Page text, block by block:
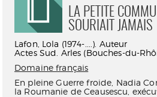
LA PETITE
SOURIAIT JAMAIS
Lafon, Lola (1974-....). Auteur
Actes Sud. Arles (Bouches-du-
Domaine français
En pleine Guerre froide, Nadia
la Roumanie de Ceausescu,